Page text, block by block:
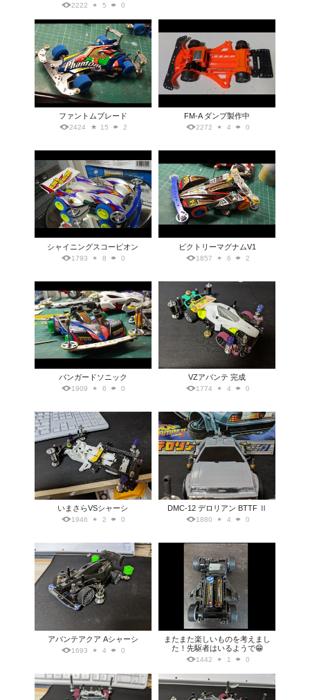
2222 5 0
ファントムブレード
2424 15 2
FM-A ダンプ製作中
2272 4 0
シャイニングスコーピオン
1793 8 0
ビクトリーマグナムV1
1857 6 2
バンガードソニック
1909 6 0
VZアバンテ 完成
1774 4 0
いまさらVSシャーシ
1946 2 0
DMC-12 デロリアン BTTF Ⅱ
1880 4 0
アバンテアクア Aシャーシ
1693 4 0
またまた楽しいものを考えまし
た！先駆者はいるようで😁
1442 1 0